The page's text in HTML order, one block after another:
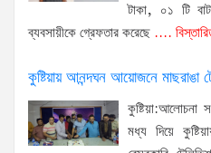
টাকা, ০১ টি
ব্যবসায়ীকে গ্রেফতার করেছে ....
কুষ্টিয়ায় আনন্দঘন আয়োজনে মাছরাঙা
কুষ্টিয়া:আলোচনা
মধ্য দিয়ে